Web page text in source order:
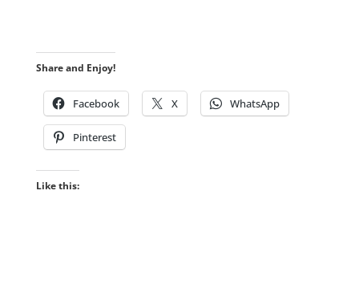
Share and Enjoy!
Facebook X WhatsApp
Pinterest
Like this: